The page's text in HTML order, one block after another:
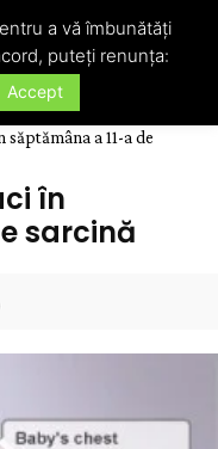
săptămâna a 11-a de
în
sarcină
a vă îmbunătăți
puteți renunța:
Accept